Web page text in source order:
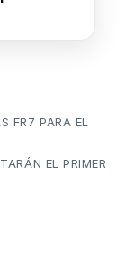
FR7 PARA EL
EL PRIMER